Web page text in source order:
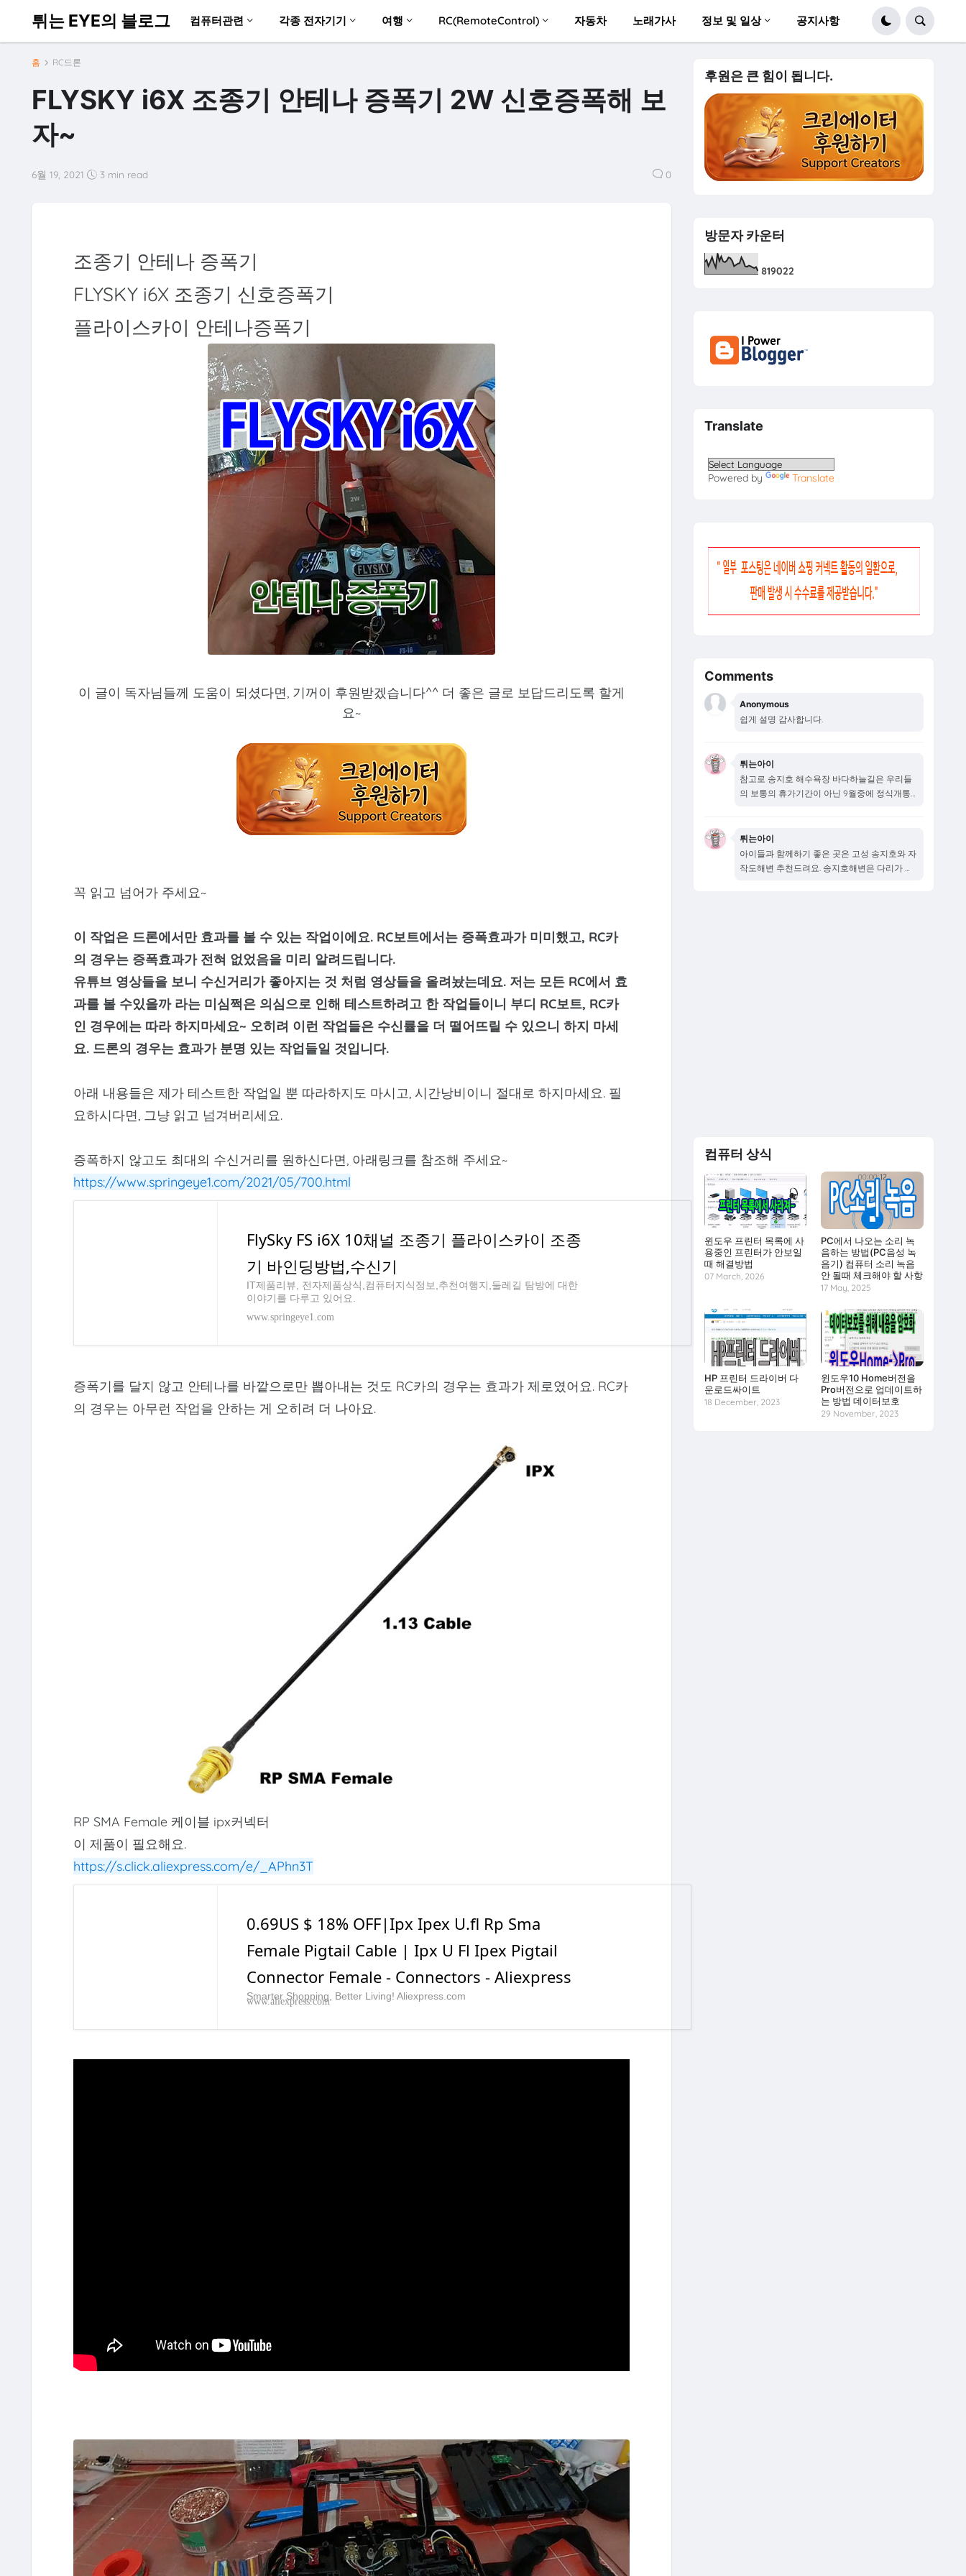
튀는 EYE의 블로그 컴퓨터관련 각종 전자기기 여행 RC(RemoteControl) 자동차 노래가사 정보 및 일상 공지사항
홈 RC드론
FLYSKY i6X 조종기 안테나 증폭기 2W 신호증폭해 보
자~
6월 19, 2021 3 min read 0
조종기 안테나 증폭기
FLYSKY i6X 조종기 신호증폭기
플라이스카이 안테나증폭기
이 글이 독자님들께 도움이 되셨다면, 기꺼이 후원받겠습니다^^ 더 좋은 글로 보답드리도록 할게
요~
꼭 읽고 넘어가 주세요~
이 작업은 드론에서만 효과를 볼 수 있는 작업이에요. RC보트에서는 증폭효과가 미미했고, RC카
의 경우는 증폭효과가 전혀 없었음을 미리 알려드립니다.
유튜브 영상들을 보니 수신거리가 좋아지는 것 처럼 영상들을 올려놨는데요. 저는 모든 RC에서 효
과를 볼 수있을까 라는 미심쩍은 의심으로 인해 테스트하려고 한 작업들이니 부디 RC보트, RC카
인 경우에는 따라 하지마세요~ 오히려 이런 작업들은 수신률을 더 떨어뜨릴 수 있으니 하지 마세
요. 드론의 경우는 효과가 분명 있는 작업들일 것입니다.
아래 내용들은 제가 테스트한 작업일 뿐 따라하지도 마시고, 시간낭비이니 절대로 하지마세요. 필
요하시다면, 그냥 읽고 넘겨버리세요.
증폭하지 않고도 최대의 수신거리를 원하신다면, 아래링크를 참조해 주세요~
https://www.springeye1.com/2021/05/700.html
FlySky FS i6X 10채널 조종기 플라이스카이 조종
기 바인딩방법,수신기
IT제품리뷰, 전자제품상식,컴퓨터지식정보,추천여행지,둘레길 탐방에 대한
이야기를 다루고 있어요.
www.springeye1.com
증폭기를 달지 않고 안테나를 바깥으로만 뽑아내는 것도 RC카의 경우는 효과가 제로였어요. RC카
의 경우는 아무런 작업을 안하는 게 오히려 더 나아요.
RP SMA Female 케이블 ipx커넥터
이 제품이 필요해요.
https://s.click.aliexpress.com/e/_APhn3T
0.69US $ 18% OFF|Ipx Ipex U.fl Rp Sma
Female Pigtail Cable | Ipx U Fl Ipex Pigtail
Connector Female - Connectors - Aliexpress
Smarter Shopping, Better Living! Aliexpress.com
www.aliexpress.com
후원은 큰 힘이 됩니다.
방문자 카운터
819022
Translate
Powered by Translate
Comments
Anonymous
쉽게 설명 감사합니다.
튀는아이
참고로 송지호 해수욕장 바다하늘길은 우리들
의 보통의 휴가기간이 아닌 9월중에 정식개통
튀는아이
아이들과 함께하기 좋은 곳은 고성 송지호와 자
작도해변 추천드려요. 송지호해변은 다리가 새
컴퓨터 상식
윈도우 프린터 목록에 사
용중인 프린터가 안보일
때 해결방법
07 March, 2026
PC에서 나오는 소리 녹
음하는 방법(PC음성 녹
음기) 컴퓨터 소리 녹음
안 될때 체크해야 할 사항
17 May, 2025
HP 프린터 드라이버 다
운로드싸이트
18 December, 2023
윈도우10 Home버전을
Pro버전으로 업데이트하
는 방법 데이터보호
29 November, 2023